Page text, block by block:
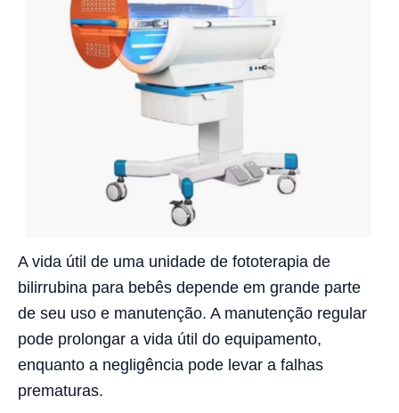
A vida útil de uma unidade de fototerapia de
bilirrubina para bebês depende em grande parte
de seu uso e manutenção. A manutenção regular
pode prolongar a vida útil do equipamento,
enquanto a negligência pode levar a falhas
prematuras.